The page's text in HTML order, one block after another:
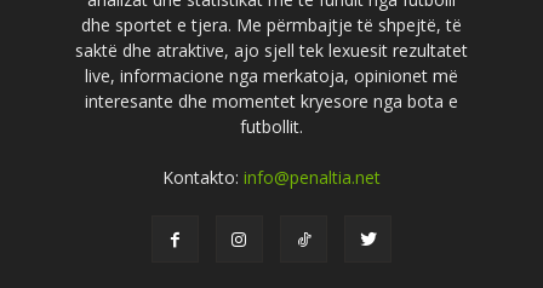
dhe sportet e tjera. Me përmbajtje të shpejtë, të
saktë dhe atraktive, ajo sjell tek lexuesit rezultatet
live, informacione nga merkatoja, opinionet më
interesante dhe momentet kryesore nga bota e
futbollit.
Kontakto: info@penaltia.net